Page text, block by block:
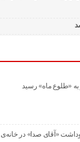
«آقای صدا» در خانه‌ی